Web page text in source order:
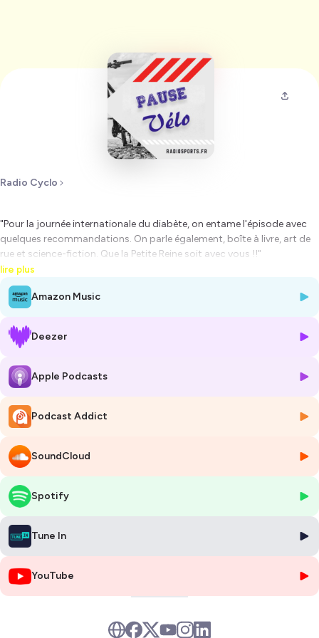
Radio Cyclo
"Pour la journée internationale du diabète, on entame l'épisode avec
quelques recommandations. On parle également, boîte à livre, art de
rue et science-fiction. Que la Petite Reine soit avec vous !!"
Hébergé par Ausha. Visitez
pour plus d'informations.
lire plus
Amazon Music
Deezer
Apple Podcasts
Podcast Addict
SoundCloud
Spotify
Tune In
YouTube